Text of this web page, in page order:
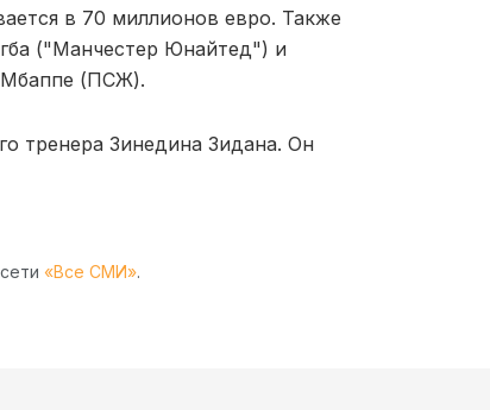
в 70 миллионов евро. Также
("Манчестер Юнайтед") и
(ПСЖ).
тренера Зинедина Зидана. Он
«Все СМИ».